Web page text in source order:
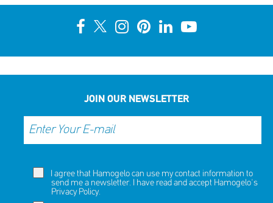
JOIN OUR NEWSLETTER
I agree that Hamogelo can use my contact information to
send me a newsletter. I have read and accept Hamogelo's
Privacy Policy.